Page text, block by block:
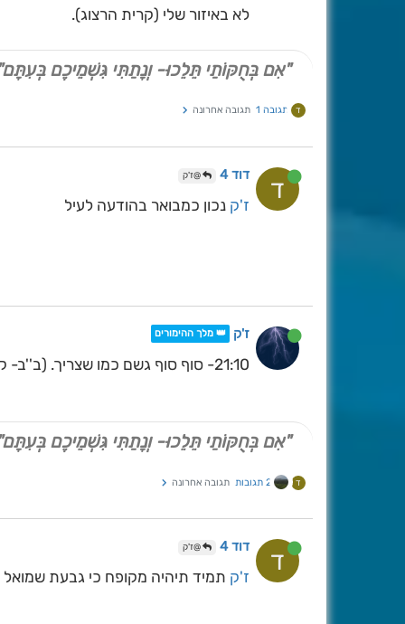
לא באיזור שלי (קרית הרצוג).
"אִם בְּחֻקּוֹתַי תֵּלֵכוּ- וְנָתַתִּי גִּשְׁמֵיכֶם
ד תגובה 1 תגובה אחרונה
ד דוד 4 @ז'ק
ז'ק נכון כמבואר בהודעה לעיל
ז'ק 👑 מלך ההימורים
21:10- סוף סוף גשם כמו שצריך. (ב''ב- קרית הרצוג).
"אִם בְּחֻקּוֹתַי תֵּלֵכוּ- וְנָתַתִּי גִּשְׁמֵיכֶם
ד 2 תגובות תגובה אחרונה
ד דוד 4 @ז'ק
ז'ק תמיד תיהיה מקופח כי גבעת